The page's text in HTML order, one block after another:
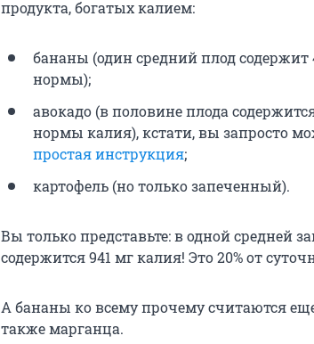
продукта, богатых калием:
бананы (один средний плод содержит
нормы);
авокадо (в половине плода
нормы калия), кстати, вы запросто
простая инструкция;
картофель (но только запеченный).
Вы только представьте: в одной средней
содержится 941 мг калия! Это 20% от
А бананы ко всему прочему считаются
также марганца.